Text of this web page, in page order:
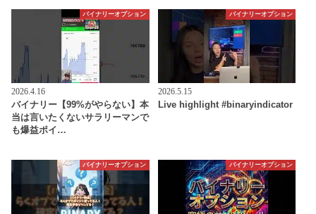
バイナリーオプション
2026.4.16
バイナリー【99%がやらない】本
当は言いたくないサラリーマンで
も爆益ポイ…
バイナリーオプション
2026.5.15
Live highlight #binaryindicator
バイナリーオプション バイナリーオプション